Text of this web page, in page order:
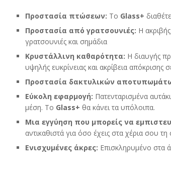
Προστασία πτώσεων: Το Glass+
Προστασία από γρατσουνιές: Η
γρατσουνιές και σημάδια
Κρυστάλλινη καθαρότητα: Η διαυγής
υψηλής ευκρίνειας και ακρίβεια απόκρισης
Προστασία δακτυλικών
Εύκολη εφαρμογή: Πατενταρισμένα
μέση. Το Glass+ θα κάνει τα υπόλοιπα.
Μια εγγύηση που μπορείς να
αντικαθιστά για όσο έχεις στα χέρια σου
Ενισχυμένες άκρες: Επισκληρυμένο στα